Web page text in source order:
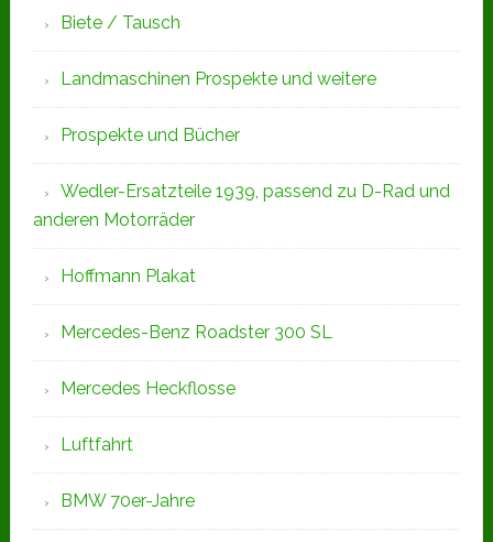
Biete / Tausch
Landmaschinen Prospekte und weitere
Prospekte und Bücher
Wedler-Ersatzteile 1939, passend zu D-Rad und
anderen Motorräder
Hoffmann Plakat
Mercedes-Benz Roadster 300 SL
Mercedes Heckflosse
Luftfahrt
BMW 70er-Jahre